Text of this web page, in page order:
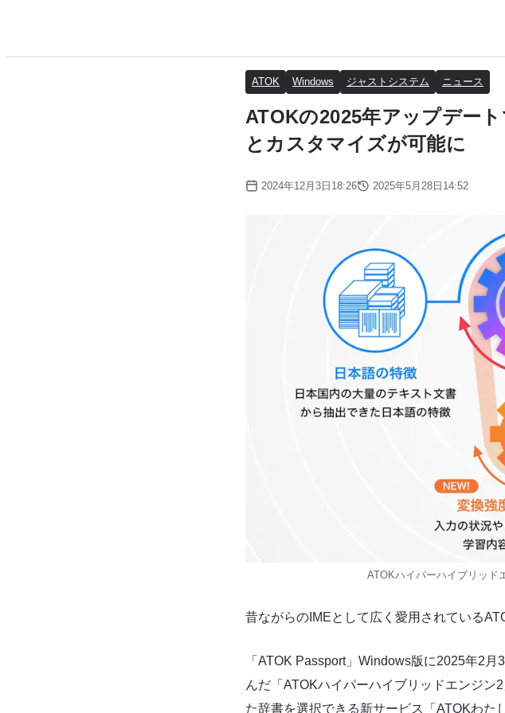
ATOK Windows ジャストシステム ニュース
ATOKの2025年アップデー
とカスタマイズが可能に
2024年12月3日18:26 2025年5月28日14:52
ATOKハイパーハイブリッド
昔ながらのIMEとして広く愛用されている
「ATOK Passport」Windows版に2025年2
んだ「ATOKハイパーハイブリッドエンジン
た辞書を選択できる新サービス「ATOKわた